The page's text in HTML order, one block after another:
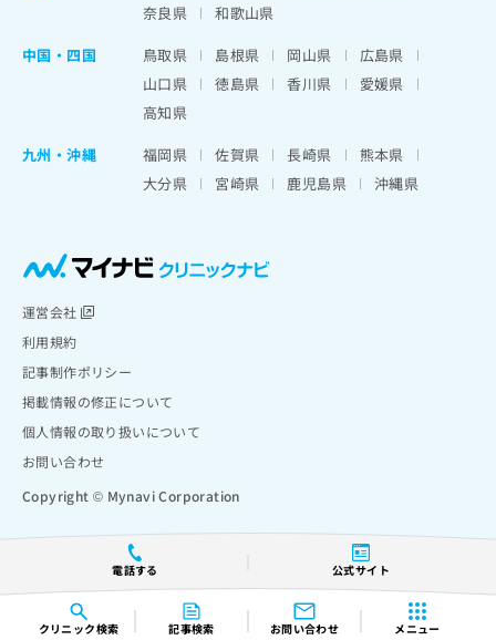
クリニック検索 記事検索 お問い合わせ メニュー
電話する 公式サイト
奈良県
和歌山県
中国・四国
鳥取県 島根県 岡山県
広島県
山口県
徳島県 香川県
愛媛県
高知県
九州・沖縄
福岡県 佐賀県 長崎県
熊本県
大分県
宮崎県 鹿児島県 沖縄県
運営会社
利用規約
記事制作ポリシー
掲載情報の修正について
個人情報の取り扱いについて
お問い合わせ
Copyright © Mynavi Corporation